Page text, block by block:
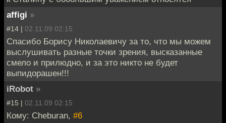
affigi »
#14 | 02.11.09 02:15
Спасибо Борису Николаевичу за то, что мы можем
выслушивать разные точки зрения, высказанные
смело и прилюдно, и за это никто не будет
выпидорашен!!!
iRobot »
#15 | 02.11.09 02:15
Кому: Cheburan, #6